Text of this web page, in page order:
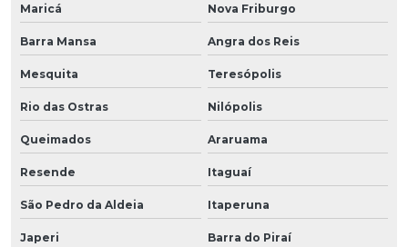
Maricá Nova Friburgo
Barra Mansa Angra dos Reis
Mesquita Teresópolis
Rio das Ostras Nilópolis
Queimados Araruama
Resende Itaguaí
São Pedro da Aldeia Itaperuna
Japeri Barra do Piraí